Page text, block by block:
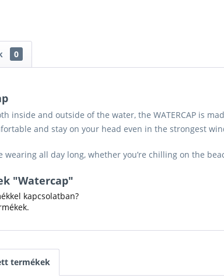
0
inside and outside of the water, the WATERCAP is
and stay on your head even in the strongest
wearing all day long, whether you’re chilling on the
"Watercap"
kapcsolatban?
termékek